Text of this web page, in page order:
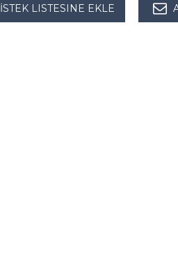
İSTEK LISTESINE EKLE